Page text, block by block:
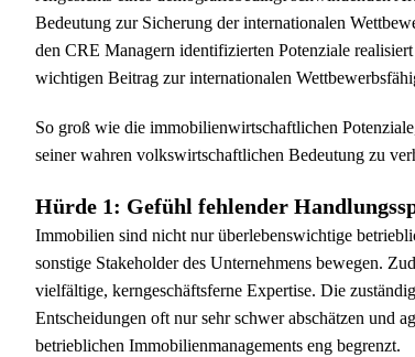
Bedeutung zur Sicherung der internationalen
den CRE Managern identifizierten Potenziale
wichtigen Beitrag zur internationalen
So groß wie die immobilienwirtschaftlichen
seiner wahren volkswirtschaftlichen Bedeutung zu
Hürde 1: Gefühl fehlender
Immobilien sind nicht nur überlebenswichtige
sonstige Stakeholder des Unternehmens bewegen.
vielfältige, kerngeschäftsferne Expertise. Die
Entscheidungen oft nur sehr schwer abschätzen und
betrieblichen Immobilienmanagements eng begrenzt.